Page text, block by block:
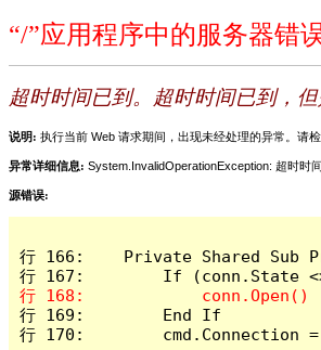
“/”应用程序中的服务器错误
超时时间已到。超时时间已到，
说明: 执行当前 Web 请求期间，出现未经处理的异常。请
异常详细信息: System.InvalidOperationException: 超时时
源错误:
行 166:    Private Shared Sub
行 169:        End If
行 170:        cmd.Connection =